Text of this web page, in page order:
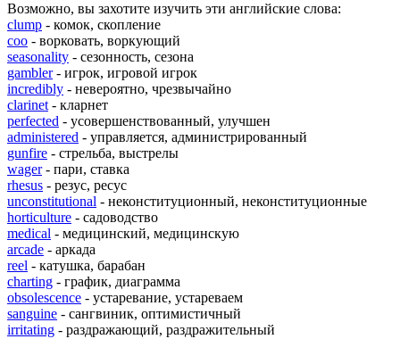
Возможно, вы захотите изучить эти английские слова:
clump - комок, скопление
coo - ворковать, воркующий
seasonality - сезонность, сезона
gambler- игрок, игровой игрок
incredibly - невероятно, чрезвычайно
clarinet - кларнет
perfected - усовершенствованный, улучшен
administered - управляется, администрированный
gunfire - стрельба, выстрелы
wager- пари, ставка
rhesus - резус, ресус
unconstitutional - неконституционный, неконституционные
horticulture - садоводство
medical - медицинский, медицинскую
arcade - аркада
reel - катушка, барабан
charting - график, диаграмма
obsolescence - устаревание, устареваем
sanguine - сангвиник, оптимистичный
irritating - раздражающий, раздражительный